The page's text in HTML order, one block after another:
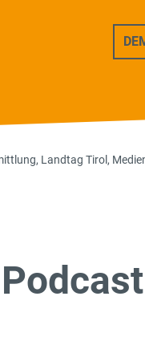
, Landtag Tirol ,